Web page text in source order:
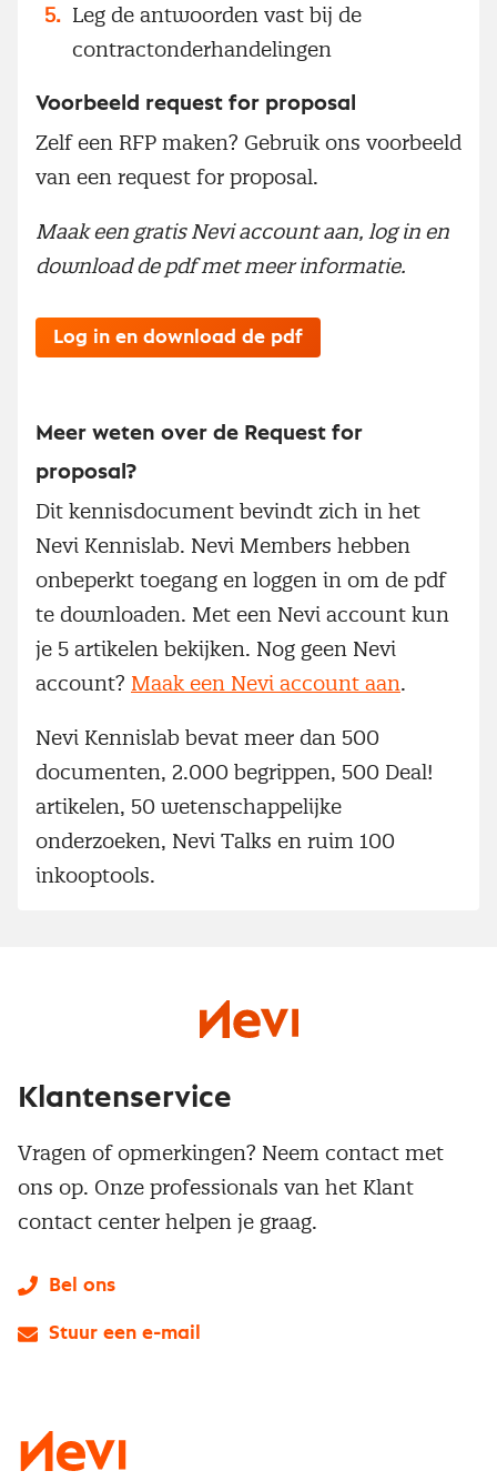
Leg de antwoorden vast bij de
contractonderhandelingen
Voorbeeld request for proposal
Zelf een RFP maken? Gebruik ons voorbeeld
van een request for proposal.
Maak een gratis Nevi account aan, log in en
download de pdf met meer informatie.
Log in en download de pdf
Meer weten over de Request for
proposal?
Dit kennisdocument bevindt zich in het
Nevi Kennislab. Nevi Members hebben
onbeperkt toegang en loggen in om de pdf
te downloaden. Met een Nevi account kun
je 5 artikelen bekijken. Nog geen Nevi
account? Maak een Nevi account aan.
Nevi Kennislab bevat meer dan 500
documenten, 2.000 begrippen, 500 Deal!
artikelen, 50 wetenschappelijke
onderzoeken, Nevi Talks en ruim 100
inkooptools.
Klantenservice
Vragen of opmerkingen? Neem contact met
ons op. Onze professionals van het Klant
contact center helpen je graag.
Bel ons
Stuur een e-mail